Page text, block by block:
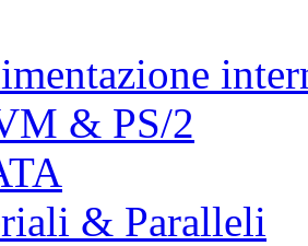
& PS/2
& Paralleli